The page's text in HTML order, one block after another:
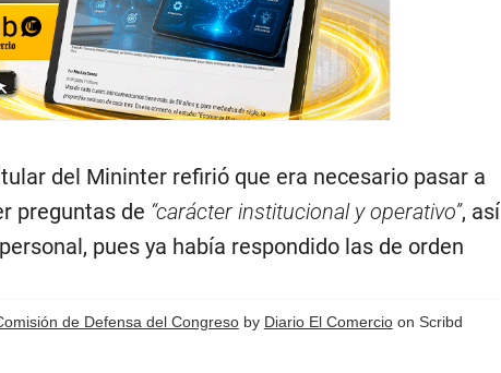
del Mininter refirió que era necesario pasar a
preguntas de “carácter institucional y operativo”, así
pues ya había respondido las de orden
de Defensa del Congresoby Diario El Comercioon Scribd